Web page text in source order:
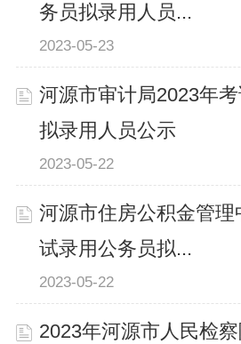
务员拟录用人员...
2023-05-23
河源市审计局2023年
拟录用人员公示
2023-05-22
河源市住房公积金管理
试录用公务员拟...
2023-05-22
2023年河源市人民检